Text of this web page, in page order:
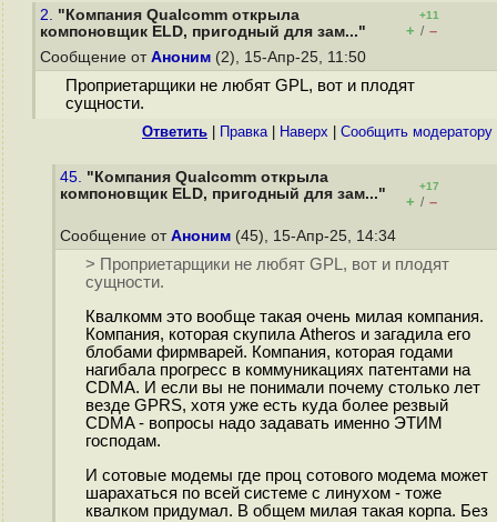
2. "Компания Qualcomm открыла
компоновщик ELD, пригодный для зам..."
+11
+ / –
Сообщение от Аноним (2), 15-Апр-25, 11:50
Проприетарщики не любят GPL, вот и плодят
сущности.
Ответить Правка| Наверх Cообщить модератору
45. "Компания Qualcomm открыла
компоновщик ELD, пригодный для зам..."
+17
+ / –
Сообщение от Аноним (45), 15-Апр-25, 14:34
> Проприетарщики не любят GPL, вот и плодят
сущности.
Квалкомм это вообще такая очень милая компания.
Компания, которая скупила Atheros и загадила его
блобами фирмварей. Компания, которая годами
нагибала прогресс в коммуникациях патентами на
CDMA. И если вы не понимали почему столько лет
везде GPRS, хотя уже есть куда более резвый
CDMA - вопросы надо задавать именно ЭТИМ
господам.
И сотовые модемы где проц сотового модема может
шарахаться по всей системе с линухом - тоже
квалком придумал. В общем милая такая корпа. Без